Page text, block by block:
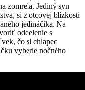
zomrela. Jediný syn
si z otcovej blízkosti
jedináčika. Na
oddelenie s
čo si chlapec
vyberie nočného